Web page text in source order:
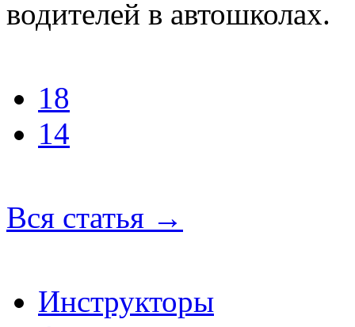
водителей в автошколах.
18
14
Вся статья →
Инструкторы